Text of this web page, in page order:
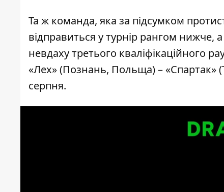
Та ж команда, яка за підсумком
відправиться у турнір рангом
невдаху третього кваліфікаційного
«Лех» (Познань, Польща) – «Спартак»
серпня.